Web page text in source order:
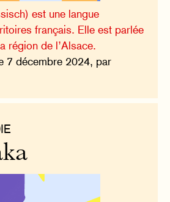
est une langue
français. Elle est parlée
région de l’Alsace.
7 décembre 2024, par